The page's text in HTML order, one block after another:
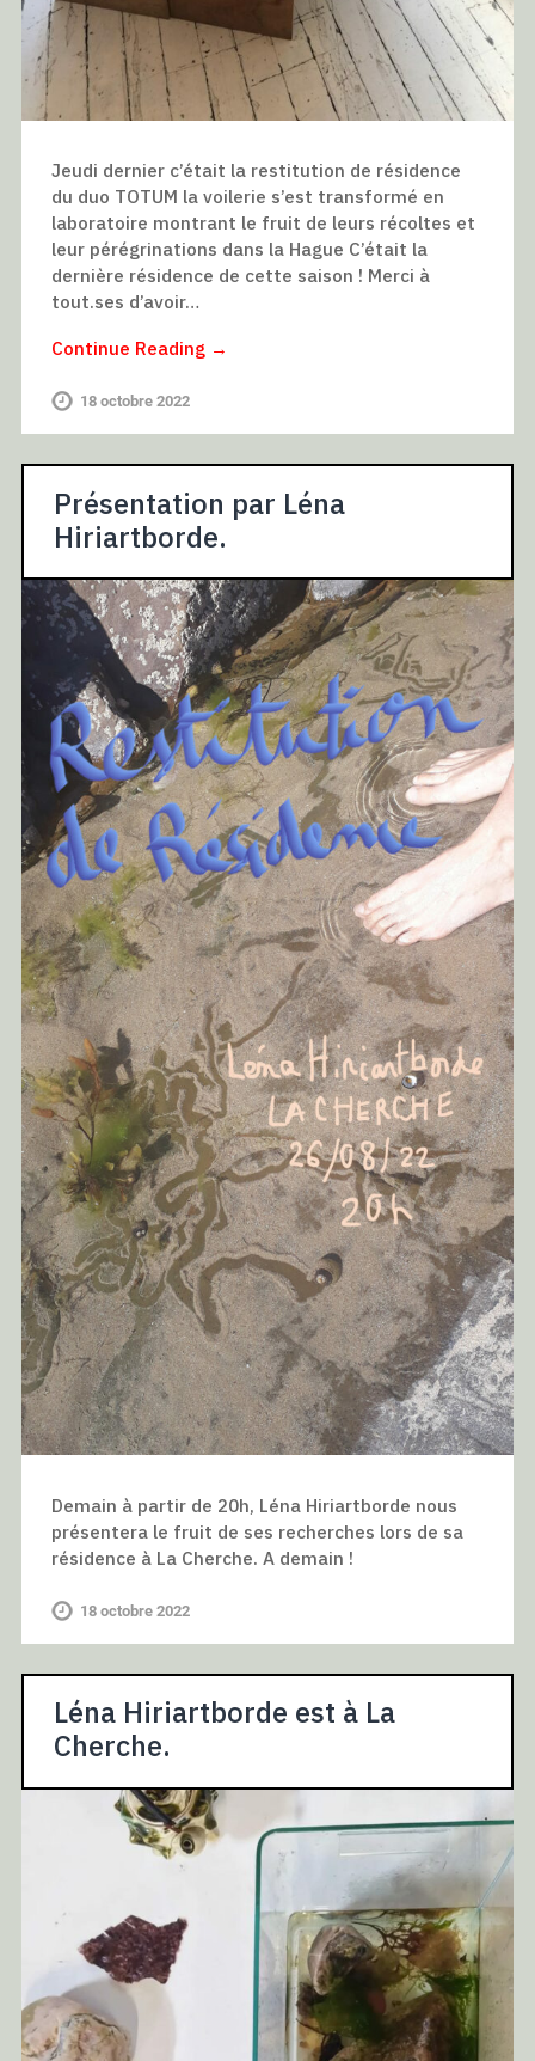
Jeudi dernier c’était la restitution de résidence
du duo TOTUM la voilerie s’est transformé en
laboratoire montrant le fruit de leurs récoltes et
leur pérégrinations dans la Hague C’était la
dernière résidence de cette saison ! Merci à
tout.ses d’avoir…
Continue Reading →
18 octobre 2022
Présentation par Léna
Hiriartborde.
Demain à partir de 20h, Léna Hiriartborde nous
présentera le fruit de ses recherches lors de sa
résidence à La Cherche. A demain !
18 octobre 2022
Léna Hiriartborde est à La
Cherche.